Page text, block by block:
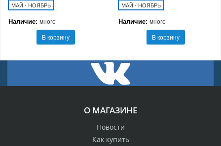
МАЙ - НОЯБРЬ
Наличие: много
В корзину
МАЙ - НОЯБРЬ
Наличие: много
В корзину
О МАГАЗИНЕ
Новости
Как купить